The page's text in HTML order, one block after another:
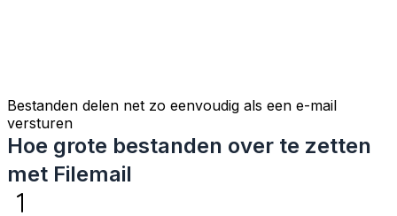
Bestanden delen net zo eenvoudig als een e-mail
versturen
Hoe grote bestanden over te zetten
met Filemail